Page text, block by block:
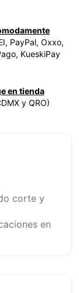
PayPal, Oxxo,
KueskiPay
en tienda
y QRO)
corte y
en